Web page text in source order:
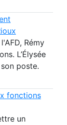
Rémy
L’Élysée
poste.
fonctions
un